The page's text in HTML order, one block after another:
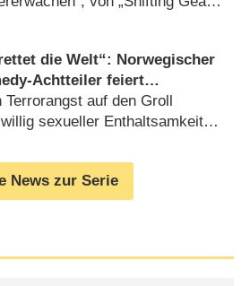
die Welt“: Norwegischer
Achtteiler feiert
Terrorangst auf den Groll
sexueller Enthaltsamkeit
News zur Serie